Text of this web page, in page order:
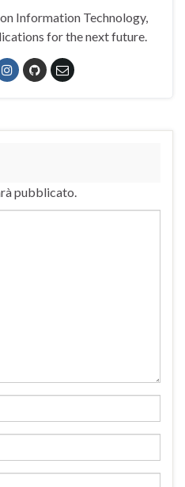
Information Technology,
for the next future.
pubblicato.